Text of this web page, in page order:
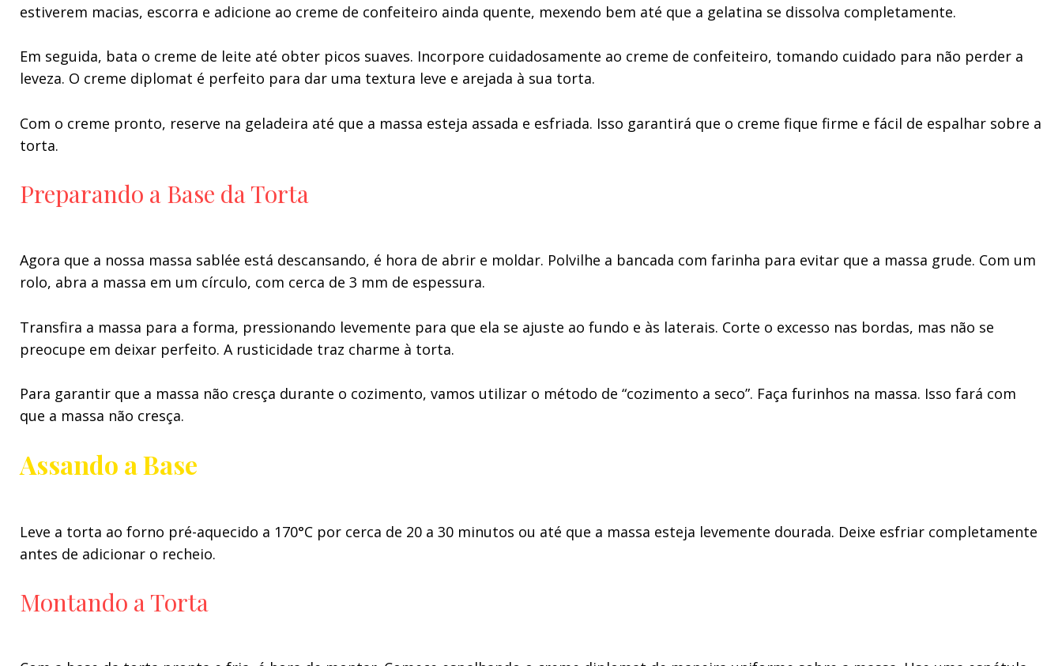
estiverem macias, escorra e adicione ao creme de confeiteiro ainda quente, mexendo bem até que a gelatina se dissolva completamente.
Em seguida, bata o creme de leite até obter picos suaves. Incorpore cuidadosamente ao creme de confeiteiro, tomando cuidado para não perder a
leveza. O creme diplomat é perfeito para dar uma textura leve e arejada à sua torta.
Com o creme pronto, reserve na geladeira até que a massa esteja assada e esfriada. Isso garantirá que o creme fique firme e fácil de espalhar sobre a
torta.
Preparando a Base da Torta
Agora que a nossa massa sablée está descansando, é hora de abrir e moldar. Polvilhe a bancada com farinha para evitar que a massa grude. Com um
rolo, abra a massa em um círculo, com cerca de 3 mm de espessura.
Transfira a massa para a forma, pressionando levemente para que ela se ajuste ao fundo e às laterais. Corte o excesso nas bordas, mas não se
preocupe em deixar perfeito. A rusticidade traz charme à torta.
Para garantir que a massa não cresça durante o cozimento, vamos utilizar o método de “cozimento a seco”. Faça furinhos na massa. Isso fará com
que a massa não cresça.
Assando a Base
Leve a torta ao forno pré-aquecido a 170°C por cerca de 20 a 30 minutos ou até que a massa esteja levemente dourada. Deixe esfriar completamente
antes de adicionar o recheio.
Montando a Torta